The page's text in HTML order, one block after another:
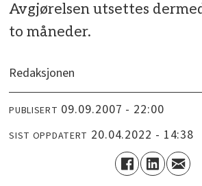
Avgjørelsen utsettes
to måneder.
Redaksjonen
PUBLISERT 09.09.2007 - 22:00
SIST OPPDATERT 20.04.2022 - 14:38